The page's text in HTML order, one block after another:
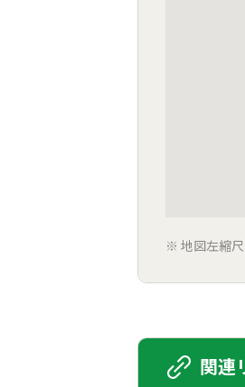
地図左縮
関連